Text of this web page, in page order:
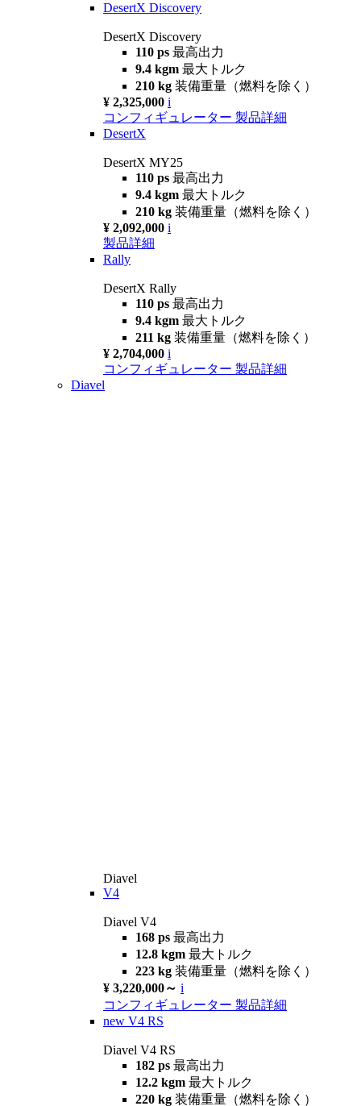
DesertX Discovery
DesertX Discovery
110 ps 最高出力
9.4 kgm 最大トルク
210 kg 装備重量（燃料を除く）
¥ 2,325,000 i
コンフィギュレーター 製品詳細
DesertX
DesertX MY25
110 ps 最高出力
9.4 kgm 最大トルク
210 kg 装備重量（燃料を除く）
¥ 2,092,000 i
製品詳細
Rally
DesertX Rally
110 ps 最高出力
9.4 kgm 最大トルク
211 kg 装備重量（燃料を除く）
¥ 2,704,000 i
コンフィギュレーター 製品詳細
Diavel
Diavel
V4
Diavel V4
168 ps 最高出力
12.8 kgm 最大トルク
223 kg 装備重量（燃料を除く）
¥ 3,220,000～ i
コンフィギュレーター 製品詳細
new V4 RS
Diavel V4 RS
182 ps 最高出力
12.2 kgm 最大トルク
220 kg 装備重量（燃料を除く）